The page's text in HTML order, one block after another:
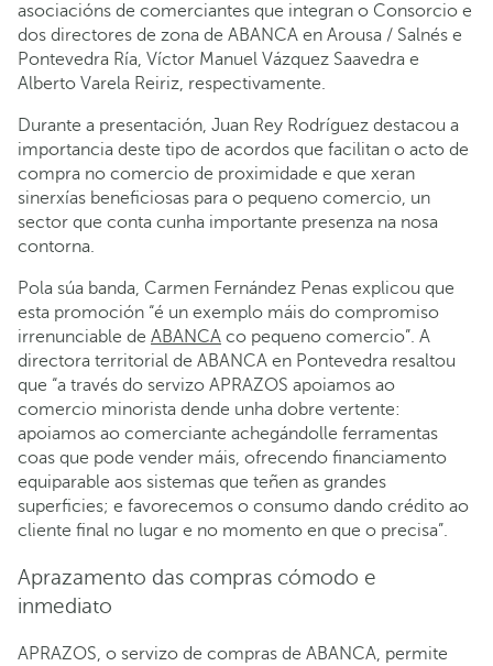
asociacións de comerciantes que integran o Consorcio e
dos directores de zona de ABANCA en Arousa / Salnés e
Pontevedra Ría, Víctor Manuel Vázquez Saavedra e
Alberto Varela Reiriz, respectivamente.
Durante a presentación, Juan Rey Rodríguez destacou a
importancia deste tipo de acordos que facilitan o acto de
compra no comercio de proximidade e que xeran
sinerxías beneficiosas para o pequeno comercio, un
sector que conta cunha importante presenza na nosa
contorna.
Pola súa banda, Carmen Fernández Penas explicou que
esta promoción “é un exemplo máis do compromiso
irrenunciable de ABANCA co pequeno comercio”. A
directora territorial de ABANCA en Pontevedra resaltou
que “a través do servizo APRAZOS apoiamos ao
comercio minorista dende unha dobre vertente:
apoiamos ao comerciante achegándolle ferramentas
coas que pode vender máis, ofrecendo financiamento
equiparable aos sistemas que teñen as grandes
superficies; e favorecemos o consumo dando crédito ao
cliente final no lugar e no momento en que o precisa”.
Aprazamento das compras cómodo e
inmediato
APRAZOS, o servizo de compras de ABANCA, permite